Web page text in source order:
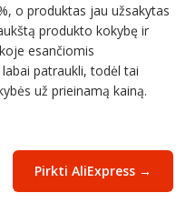
o produktas jau užsakytas
produkto kokybę ir
esančiomis
patraukli, todėl tai
už prieinamą kainą.
Pirkti AliExpress →